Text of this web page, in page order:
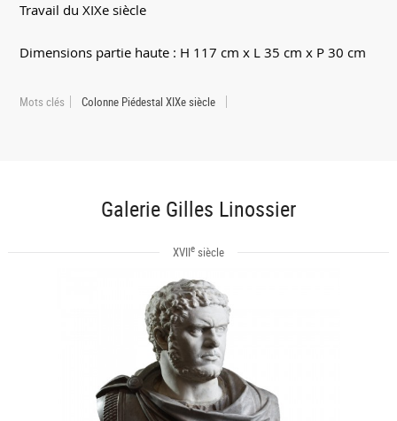
Travail du XIXe siècle
Dimensions partie haute : H 117 cm x L 35 cm x P 30 cm
Mots clés Colonne Piédestal XIXe siècle
Galerie Gilles Linossier
XVIIesiècle